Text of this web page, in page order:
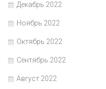
Декабрь 2022
Ноябрь 2022
Октябрь 2022
Сентябрь 2022
Август 2022